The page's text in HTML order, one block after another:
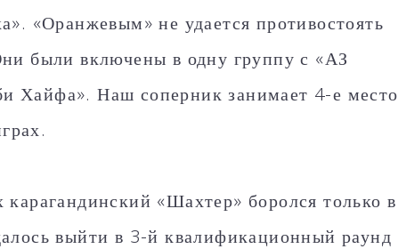
«Оранжевым» не удается противостоять
были включены в одну группу с «АЗ
Наш соперник занимает 4-е место
«Шахтер» боролся только в
выйти в 3-й квалификационный раунд